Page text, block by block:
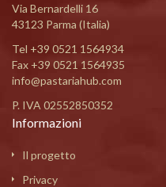
Via Bernardelli 16
43123 Parma (Italia)
Tel +39 0521 1564934
Fax +39 0521 1564935
info@pastariahub.com
P. IVA 02552850352
Informazioni
Il progetto
Privacy